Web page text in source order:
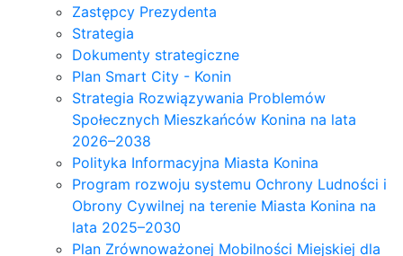
Zastępcy Prezydenta
Strategia
Dokumenty strategiczne
Plan Smart City - Konin
Strategia Rozwiązywania Problemów
Społecznych Mieszkańców Konina na lata
2026–2038
Polityka Informacyjna Miasta Konina
Program rozwoju systemu Ochrony Ludności i
Obrony Cywilnej na terenie Miasta Konina na
lata 2025–2030
Plan Zrównoważonej Mobilności Miejskiej dla